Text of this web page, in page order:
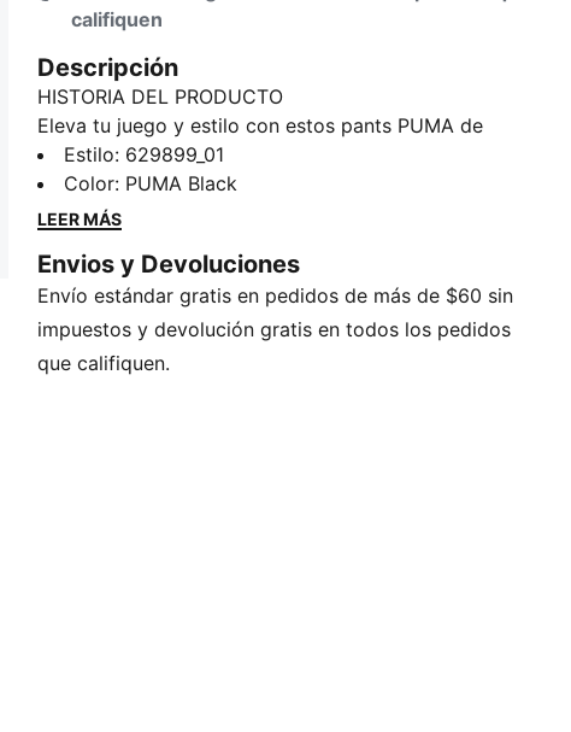
califiquen
Descripción
HISTORIA DEL PRODUCTO
Eleva tu juego y estilo con estos pants PUMA de
corte semi-ajustado. Con tiras T7 en los laterales,
detalles de pinzas y bolsillos con cierre, estos pants
combinan tradición y modernidad. La cintura elástica
para que te sientas cómoda, mientras que el ícono
PUMA Cat le añade un toque de nuestro legado.
DETALLES
Corte semi-ajustado
Estilo: 629899_01
Color: PUMA Black
LEER MÁS
Envios y Devoluciones
Envío estándar gratis en pedidos de más de $60 sin
impuestos y devolución gratis en todos los pedidos
que califiquen.